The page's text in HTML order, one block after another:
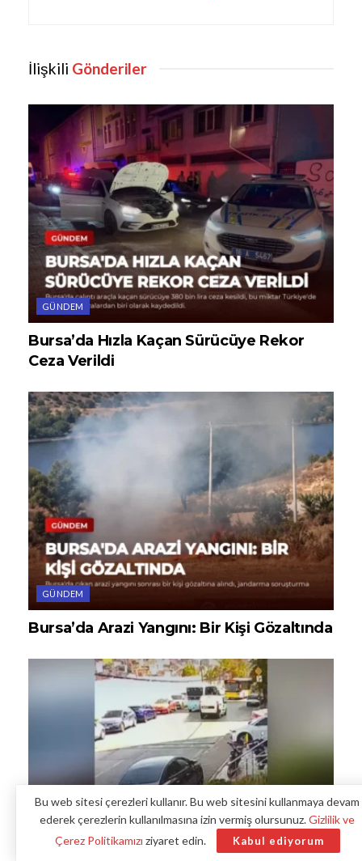
İlişkili Gönderiler
GÜNDEM
Bursa’da Hızla Kaçan Sürücüye Rekor
Ceza Verildi
GÜNDEM
Bursa’da Arazi Yangını: Bir Kişi Gözaltında
Bu web sitesi çerezleri kullanır. Bu web sitesini kullanmaya devam
ederek çerezlerin kullanılmasına izin vermiş olursunuz.Gizlilik ve
Çerez Politikamızı ziyaret edin. Kabul ediyorum